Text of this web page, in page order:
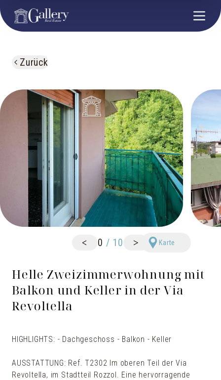
Zurück
< 0 / 10 > Karte
Helle Zweizimmerwohnung mit
Balkon und Keller in der Via
Revoltella
HIGHLIGHTS: - Dachgeschoss - Balkon - Keller
AUSSTATTUNG: Ref. T2302 Im oberen Teil der Via
Revoltella, im Stadtteil Rozzol. Eine hervorragende